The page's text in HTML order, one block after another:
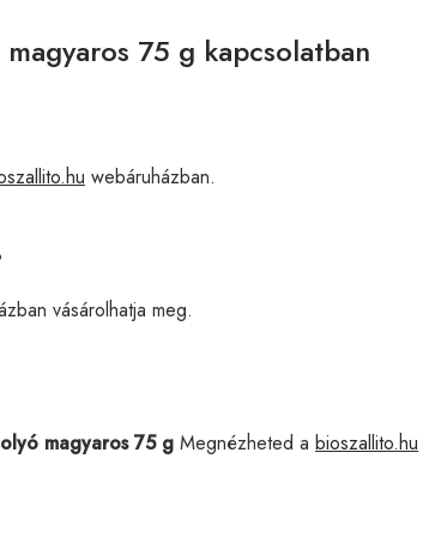
75 g kapcsolatban
webáruházban.
vásárolhatja meg.
magyaros 75 g Megnézheted a bioszallito.hu